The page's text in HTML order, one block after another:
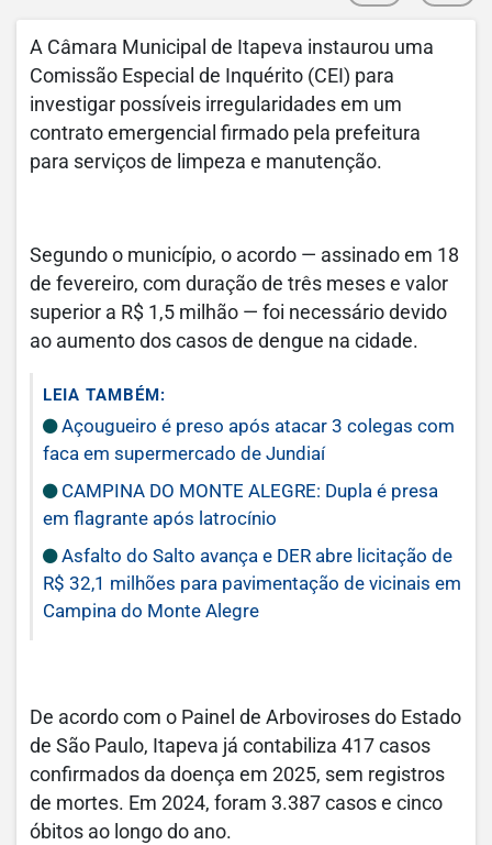
A Câmara Municipal de Itapeva instaurou uma
Comissão Especial de Inquérito (CEI) para
investigar possíveis irregularidades em um
contrato emergencial firmado pela prefeitura
para serviços de limpeza e manutenção.
Segundo o município, o acordo — assinado em 18
de fevereiro, com duração de três meses e valor
superior a R$ 1,5 milhão — foi necessário devido
ao aumento dos casos de dengue na cidade.
LEIA TAMBÉM:
Açougueiro é preso após atacar 3 colegas com
faca em supermercado de Jundiaí
CAMPINA DO MONTE ALEGRE: Dupla é presa
em flagrante após latrocínio
Asfalto do Salto avança e DER abre licitação de
R$ 32,1 milhões para pavimentação de vicinais em
Campina do Monte Alegre
De acordo com o Painel de Arboviroses do Estado
de São Paulo, Itapeva já contabiliza 417 casos
confirmados da doença em 2025, sem registros
de mortes. Em 2024, foram 3.387 casos e cinco
óbitos ao longo do ano.